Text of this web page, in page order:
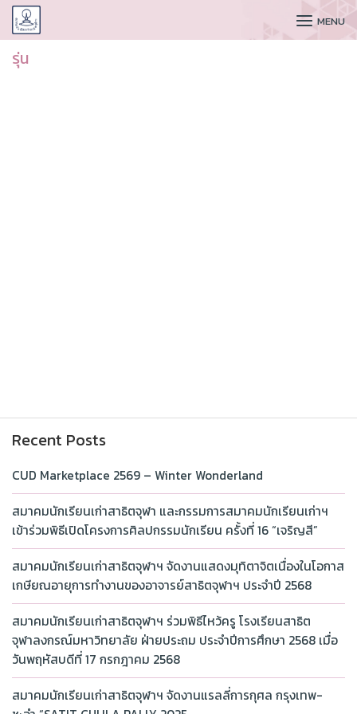
CUDAA MENU
รุ่น
Recent Posts
CUD Marketplace 2569 – Winter Wonderland
สมาคมนักเรียนเก่าสาธิตจุฬา และกรรมการสมาคมนักเรียนเก่าฯ
เข้าร่วมพิธีเปิดโครงการศิลปกรรมนักเรียน ครั้งที่ 16 “เจริญสี”
สมาคมนักเรียนเก่าสาธิตจุฬาฯ จัดงานแสดงมุทิตาจิตเนื่องในโอกาส
เกษียณอายุการทำงานของอาจารย์สาธิตจุฬาฯ ประจำปี 2568
สมาคมนักเรียนเก่าสาธิตจุฬาฯ ร่วมพิธีไหว้ครู โรงเรียนสาธิต
จุฬาลงกรณ์มหาวิทยาลัย ฝ่ายประถม ประจำปีการศึกษา 2568 เมื่อ
วันพฤหัสบดีที่ 17 กรกฎาคม 2568
สมาคมนักเรียนเก่าสาธิตจุฬาฯ จัดงานแรลลี่การกุศล กรุงเทพ-